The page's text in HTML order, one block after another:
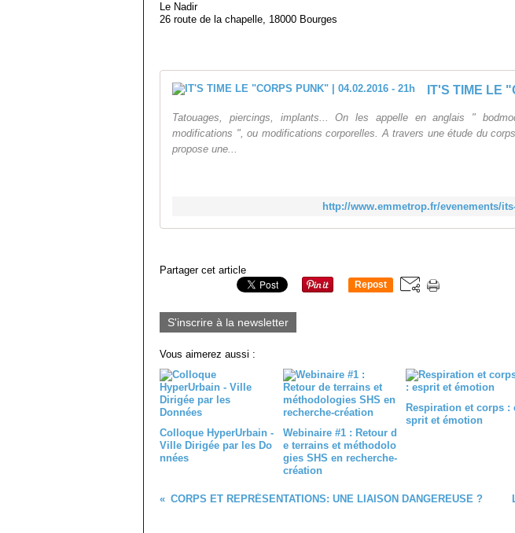
Le Nadir
26 route de la chapelle, 18000 Bourges
Tatouages, piercings, implants... On les appelle en anglais "
modifications ", ou modifications corporelles. A travers une étude du
propose une...
http://www.emmetrop.fr/evenements/
Partager cet article
Repost
S'inscrire à la newsletter
Vous aimerez aussi :
Colloque HyperUrbain -
Ville Dirigée par les Do
nnées
Webinaire #1 : Retour d
e terrains et méthodolo
gies SHS en recherche-
création
Respiration et corps :
sprit et émotion
CORPS ET REPRÉSENTATIONS: UNE LIAISON DANGEREUSE ?